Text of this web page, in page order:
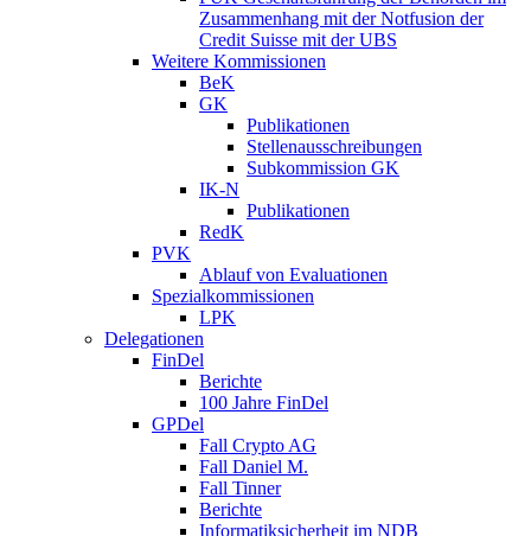
Zusammenhang mit der Notfusion der
Credit Suisse mit der UBS
Weitere Kommissionen
BeK
GK
Publikationen
Stellenausschreibungen
Subkommission GK
IK-N
Publikationen
RedK
PVK
Ablauf von Evaluationen
Spezialkommissionen
LPK
Delegationen
FinDel
Berichte
100 Jahre FinDel
GPDel
Fall Crypto AG
Fall Daniel M.
Fall Tinner
Berichte
Informatiksicherheit ­im NDB